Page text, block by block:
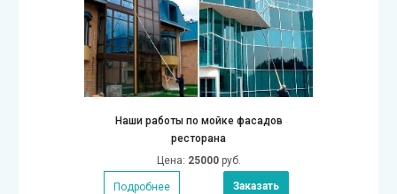
Наши работы по мойке фасадов
ресторана
Цена: 25000руб.
Подробнее Заказать